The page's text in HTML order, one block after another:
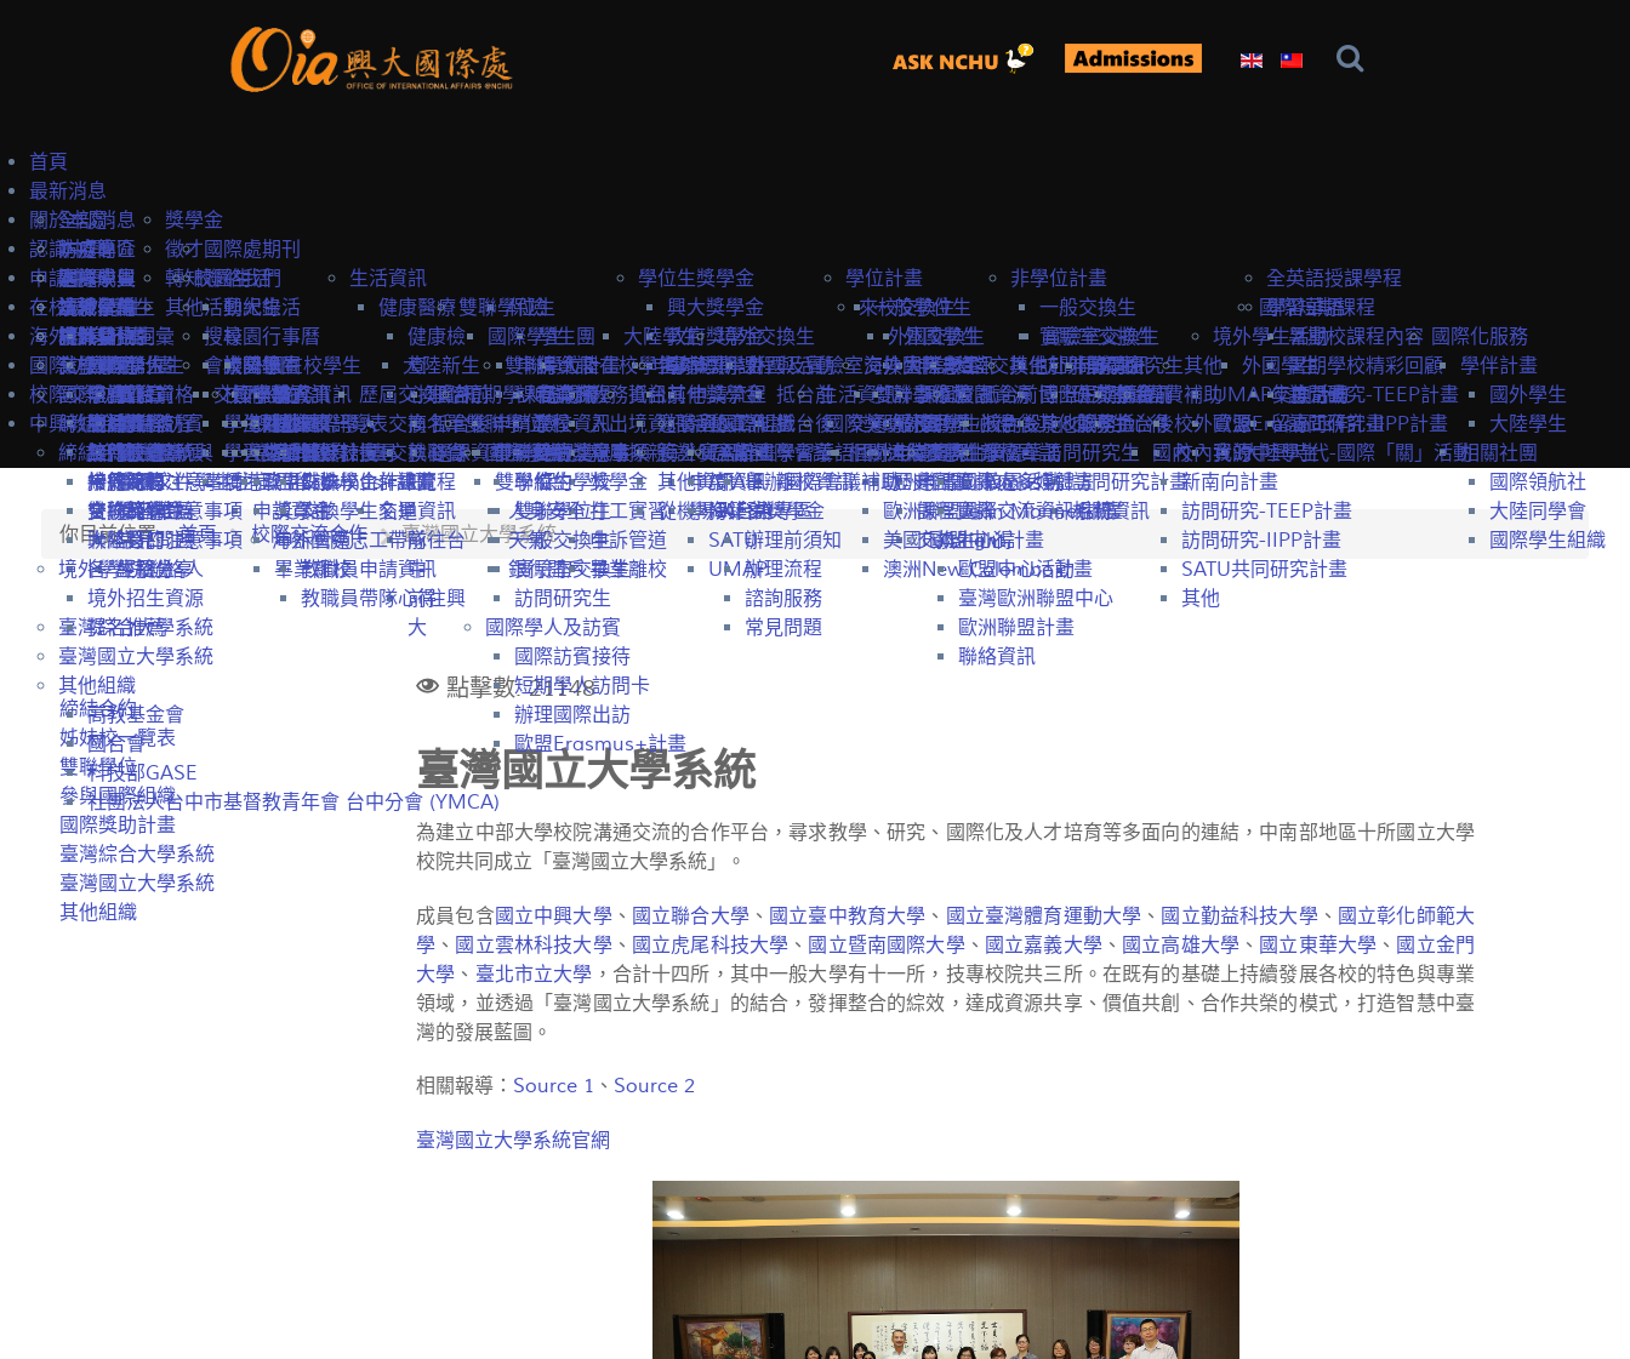
首頁
最新消息
全部消息
防疫專區
國際學生
本地學生
教職員
獎學金
徵才
轉知
其他
關於本處
本處簡介
本處成員
法規彙編
中英雙語詞彙
國際處期刊
聯絡我們
活動紀錄
搜尋
會議記錄
認識中興
選擇中興
認識台灣
認識台中
就學費用
學費
生活費
工作機會
校園生活
興大生活
校園行事曆
校園地圖
校內設施
學生活動
學習生活
學生住宿
生活資訊
健康醫療
健康檢
查
心理諮
商
就醫資
訊
保險
學生團
保
商業保
險
全民健
保
交通資訊
前往台
中
前往興
大
人身安全
天氣
銀行開戶
學位生獎學金
興大獎學金
政府獎學金
專案獎學金
其他獎學金
學位計畫
一般學位生
外國學生
大陸學生
雙聯學位生
外國學生
大陸學生
非學位計畫
一般交換生
實驗室交換生
訪問研究生
國際短期課程
全英語授課學程
學習華語
申請中興
境外學位生
身分別
國際學位生
國籍資格
申請流程
招生系所
申請文件
提名推薦
常見問題
經驗分享
大陸學生
申請資訊
課程資訊
常見問題
僑港澳生
申請資訊
雙聯學位生
國際學生
申請資訊
課程資訊
大陸學生
申請資訊
來校交換生
外國交換生
申請資訊
課程資訊
交換生心得
實驗室交換生
申請資訊
研究室資訊
交換生心得
大陸交換生
申請資訊
課程資訊
交換生心得
訪問研究生
訪問研究計畫
相關資訊
國際短期課程
暑期校課程內容
暑期學校精彩回顧
訪問研究-TEEP計畫
訪問研究-IIPP計畫
在校境外學生
境外學位生
外國新生
抵台前
抵台後
統一證號與
簽證
學習華語
外國在校學生
教務資訊
選課資訊
工作證
居留證
獎學金
申訴管道
畢業離校
大陸新生
抵台前
抵台後
選課資訊
大陸在校學生
教務資訊
入出境資訊
親屬探親
獎學金
打工實習
申訴管道
畢業離校
境外交換生
外國及實驗室交換生
抵台前
抵台後
學習華語
離校資訊
大陸交換生
抵台前
抵台後
離校資訊
訪問研究生
抵台前
抵台後
境外學生活動
外國學生
年度活動
留臺工作
大陸學生
國際化服務
學伴計畫
國外學生
大陸學生
相關社團
國際領航社
大陸同學會
國際學生組織
海外教育計畫
交換學生計畫
申請簡章
申請流程
熱門校統計
常見問題
交換獎學金
交換學校資訊
海外地區
大陸地區
歷屆交換資訊
交換名單
交換心得
雙聯學位計畫
申請流程
學校資訊
雙聯獎學金
海外短期課程與活動
申請流程
活動資訊
海外實習計畫
申請資訊
學海築夢獎學金
海外國際志工
計畫緣起
服務目標
申請資訊
歷史回顧
其他赴外獎學金
博士生獎學金
其他獎學金
其他
UMAP交換計畫
歐盟Erasmus+計畫
我的中興時代-國際「關」活動
國際訪賓與學人
國際訪賓
關於國際訪賓
接待原則
接待紀錄
國際學人
關於國際學人
交換教授計畫
歐盟Erasmus+計畫
短期學人訪問卡
申請流程
申請要點
抵台前
邀請函&工作證
簽證&居留證
其他資訊
從機場到台中
生活資訊
交通資訊
相關連結
校園資源
校內設施&服務
學習華語
校園活動
經費補助
校外資源
校內資源
校際交流合作
締結合約
締約注意事項
締約流程
合約範本
大陸簽約注意事項
各學院聯絡人
姊妹校一覽表
姊妹校搜尋
姊妹校合作總覽
雙聯學位
雙聯締約注意事項
雙聯締約學校
參與國際組織
EAIE
APAIE
NAFSA
SATU
UMAP
國際獎助計畫
國外
歐洲聯盟Erasmus+計畫
歐洲聯盟Jean Monnet計畫
美國Fulbright計畫
澳洲New Colombo計畫
國內
新南向計畫
訪問研究-TEEP計畫
訪問研究-IIPP計畫
SATU共同研究計畫
其他
臺灣綜合大學系統
臺灣國立大學系統
其他組織
高教基金會
國合會
科技部GASE
社團法人台中市基督教青年會 台中分會 (YMCA)
中興教職員
締結合約
一般締約注意事項
雙聯締約注意事項
聯絡窗口
境外學生招生
境外招生資源
提名推薦
海外教育計畫
交換學生計畫流程
交換學生名單
海外國際志工帶隊
教職員申請資訊
教職員帶隊心得
國際學生
學位生
雙聯學位生
一般交換生
實驗室交換生
訪問研究生
國際學人及訪賓
國際訪賓接待
短期學人訪問卡
辦理國際出訪
歐盟Erasmus+計畫
主辦國際會議
舉辦國際會議補助
入台證專區
辦理前須知
辦理流程
諮詢服務
常見問題
國際化資源
國際處多媒體
國際交流資訊系統
歐盟中心
歐盟中心活動
臺灣歐洲聯盟中心
歐洲聯盟計畫
聯絡資訊
你目前位置: 首頁 校際交流合作 臺灣國立大學系統
締結合約
姊妹校一覽表
雙聯學位
參與國際組織
國際獎助計畫
臺灣綜合大學系統
臺灣國立大學系統
其他組織
點擊數: 21148
臺灣國立大學系統
為建立中部大學校院溝通交流的合作平台，尋求教學、研究、國際化及人才培育等多面向的連結，中南部地區十所國立大學
校院共同成立「臺灣國立大學系統」。
成員包含國立中興大學、 國立聯合大學、 國立臺中教育大學 、 國立臺灣體育運動大學 、 國立勤益科技大學、 國立彰化師範大
學 、 國立雲林科技大學、 國立虎尾科技大學 、 國立暨南國際大學、 國立嘉義大學、 國立高雄大學 、 國立東華大學 、 國立金門
大學 、 臺北市立大學 ，合計十四所，其中一般大學有十一所，技專校院共三所。在既有的基礎上持續發展各校的特色與專業
領域，並透過「臺灣國立大學系統」的結合，發揮整合的綜效，達成資源共享、價值共創、合作共榮的模式，打造智慧中臺
灣的發展藍圖。
相關報導： Source 1 、 Source 2
臺灣國立大學系統官網